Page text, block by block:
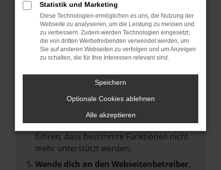
anderen Browser oder in einem privaten
Fenster?
Starte dein Gerät neu.
Das kann manchmal helfen,
vorübergehende Probleme zu beheben.
Stelle sicher, dass dein Browser und dein
Betriebssystem auf dem neuesten Stand
Veraltete Software birgt nicht nur ein
Sicherheitsrisiko, sondern kann auch dazu
führen, dass bestimmte Funktionen nicht
mehr unterstützt werden.
Wende dich an den Webseitenbetreiber.
Statistik und Marketing
Diese Technologien ermöglichen es uns, die Nutzung der
Webseite zu analysieren, um die Leistung zu messen und
zu verbessern. Zudem werden Technologien eingesetzt,
die von dritten Werbetreibenden verwendet werden, um
Sie auf anderen Webseiten zu verfolgen und um Anzeigen
zu schalten, die für Ihre Interessen relevant sind.
Speichern
Optionale Cookies ablehnen
Alle akzeptieren